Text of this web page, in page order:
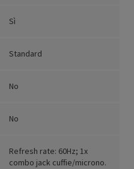
Sì
Standard
No
No
Refresh rate: 60Hz; 1x
combo jack cuffie/microno.